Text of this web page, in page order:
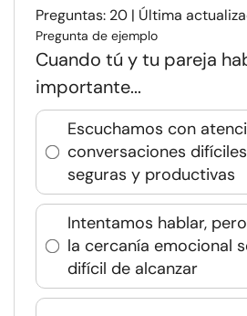
Preguntas: 20 | Última
Pregunta de ejemplo
Cuando tú y tu pareja
importante...
Escuchamos con
conversaciones
seguras y productivas
Intentamos hablar,
la cercanía emocional
difícil de alcanzar